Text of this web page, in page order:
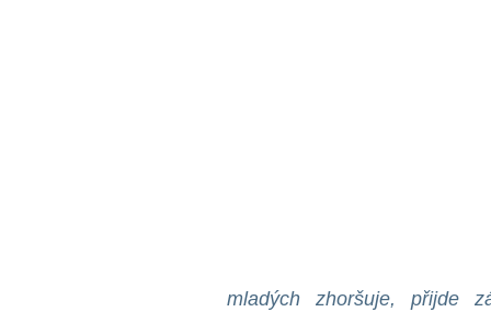
mladých zhoršuje, přijde